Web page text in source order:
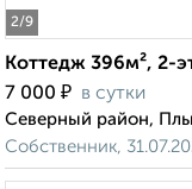
2/9
Коттедж 396м², 2-
7 000 ₽ в сутки
Северный район,
Собственник,